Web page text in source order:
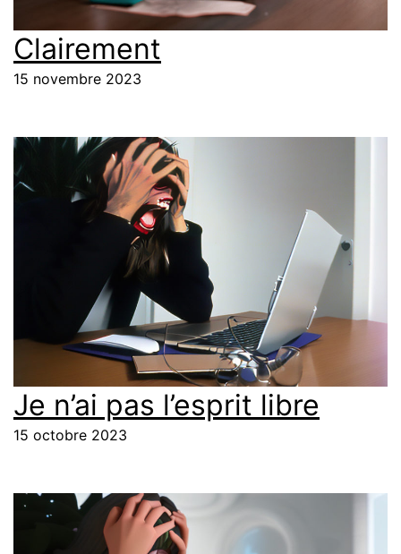
Clairement
15 novembre 2023
Je n’ai pas l’esprit libre
15 octobre 2023